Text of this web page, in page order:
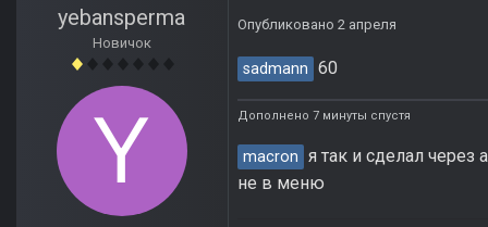
yebansperma
Новичок
Опубликовано 2 апреля
sadmann 60
Дополнено 7 минуты спустя
macron я так и сделал через
не в меню